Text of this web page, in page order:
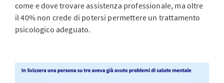
come e dove trovare assistenza professionale, ma oltre
il 40% non crede di potersi permettere un trattamento
psicologico adeguato.